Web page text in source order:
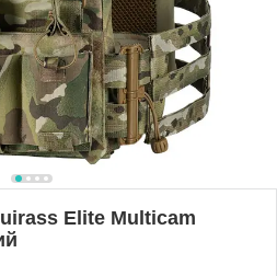
Elite Multicam